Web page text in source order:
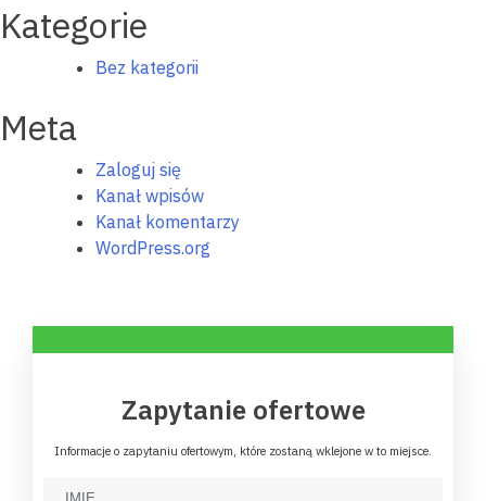
Kategorie
Bez kategorii
Meta
Zaloguj się
Kanał wpisów
Kanał komentarzy
WordPress.org
Zapytanie ofertowe
Informacje o zapytaniu ofertowym, które zostaną wklejone w to miejsce.